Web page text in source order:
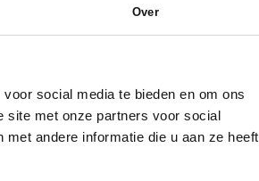
Over
social media te bieden en om ons
site met onze partners voor social
andere informatie die u aan ze heeft